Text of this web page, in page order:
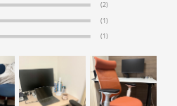
(2)
(1)
(1)